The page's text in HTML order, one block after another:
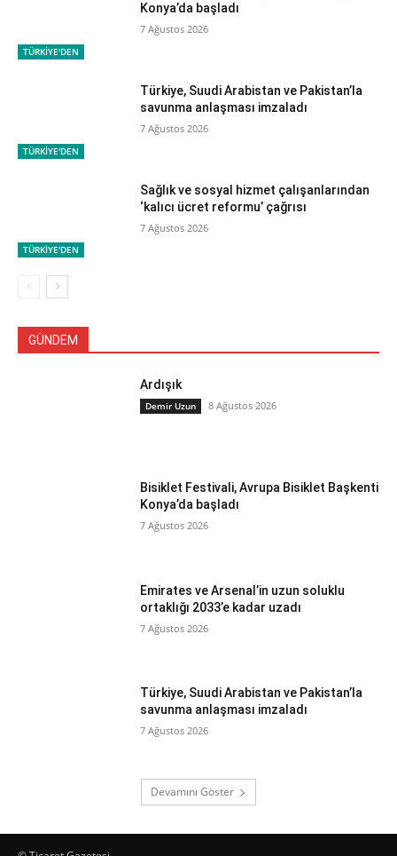
TÜRKİYE'DEN
Konya’da başladı
7 Ağustos 2026
TÜRKİYE'DEN
Türkiye, Suudi Arabistan ve Pakistan’la
savunma anlaşması imzaladı
7 Ağustos 2026
TÜRKİYE'DEN
Sağlık ve sosyal hizmet çalışanlarından
‘kalıcı ücret reformu’ çağrısı
7 Ağustos 2026
GÜNDEM
Ardışık
Demir Uzun 8 Ağustos 2026
Bisiklet Festivali, Avrupa Bisiklet Başkenti
Konya’da başladı
7 Ağustos 2026
Emirates ve Arsenal’in uzun soluklu
ortaklığı 2033’e kadar uzadı
7 Ağustos 2026
Türkiye, Suudi Arabistan ve Pakistan’la
savunma anlaşması imzaladı
7 Ağustos 2026
Devamını Göster